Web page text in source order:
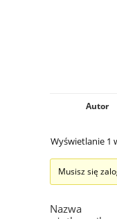
Autor
Wyświetlanie 1
Musisz się
Nazwa